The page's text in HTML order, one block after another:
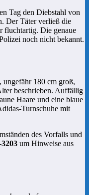
Tag den Diebstahl von
Der Täter verließ die
fluchtartig. Die genaue
noch nicht bekannt.
180 cm groß,
beschrieben. Auffällig
Haare und eine blaue
Turnschuhe mit
des Vorfalls und
um Hinweise aus